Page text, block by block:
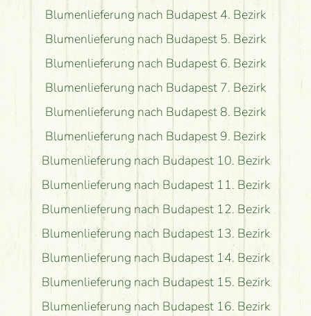
Blumenlieferung nach Budapest 4. Bezirk
Blumenlieferung nach Budapest 5. Bezirk
Blumenlieferung nach Budapest 6. Bezirk
Blumenlieferung nach Budapest 7. Bezirk
Blumenlieferung nach Budapest 8. Bezirk
Blumenlieferung nach Budapest 9. Bezirk
Blumenlieferung nach Budapest 10. Bezirk
Blumenlieferung nach Budapest 11. Bezirk
Blumenlieferung nach Budapest 12. Bezirk
Blumenlieferung nach Budapest 13. Bezirk
Blumenlieferung nach Budapest 14. Bezirk
Blumenlieferung nach Budapest 15. Bezirk
Blumenlieferung nach Budapest 16. Bezirk